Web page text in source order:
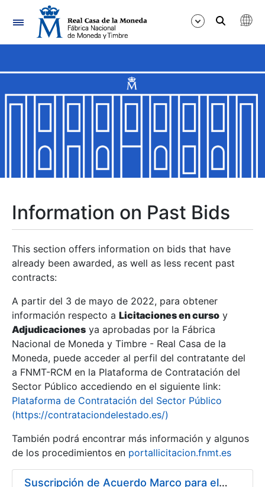
Navigation
Show/Hide
Show/Hide
Show/Hide
Show/Hide
Show/Hide
Information on Past Bids
This section offers information on bids that have
already been awarded, as well as less recent past
contracts:
A partir del 3 de mayo de 2022, para obtener
información respecto a Licitaciones en curso y
Adjudicaciones ya aprobadas por la Fábrica
Nacional de Moneda y Timbre - Real Casa de la
Moneda, puede acceder al perfil del contratante del
a FNMT-RCM en la Plataforma de Contratación del
Sector Público accediendo en el siguiente link:
Plataforma de Contratación del Sector Público
(https://contrataciondelestado.es/)
También podrá encontrar más información y algunos
de los procedimientos en portallicitacion.fnmt.es
Suscripción de Acuerdo Marco para el Suministro de Material de Hierro para la Fábrica de Papel de Seguridad de la FNMT-RCM en Burgos